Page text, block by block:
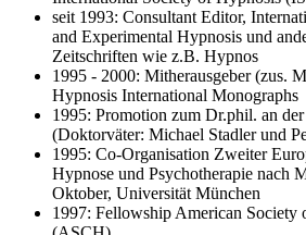
seit 1993: Consultant Editor,
and Experimental Hypnosis und
Zeitschriften wie z.B. Hypnos
1995 - 2000: Mitherausgeber (zus.
Hypnosis International Monographs
1995: Promotion zum Dr.phil. an
(Doktorväter: Michael Stadler und
1995: Co-Organisation Zweiter
Hypnose und Psychotherapie nach
Oktober, Universität München
1997: Fellowship American